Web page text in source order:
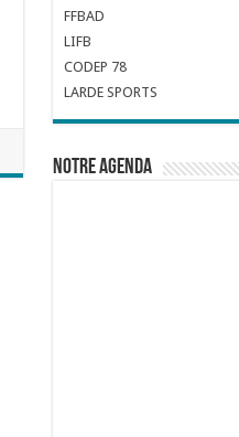
FFBAD
LIFB
CODEP 78
LARDE SPORTS
Notre Agenda